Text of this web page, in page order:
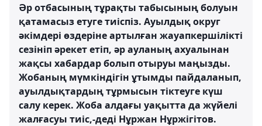
Әр отбасының тұрақты табысының болуын
қатамасыз етуге тиіспіз. Ауылдық округ
әкімдері өздеріне артылған жауапкершілікті
сезініп әрекет етіп, әр ауланың ахуалынан
жақсы хабардар болып отыруы маңызды.
Жобаның мүмкіндігін ұтымды пайдаланып,
ауылдықтардың тұрмысын тіктеуге күш
салу керек. Жоба алдағы уақытта да жүйелі
жалғасуы тиіс,-деді Нұржан Нұржігітов.